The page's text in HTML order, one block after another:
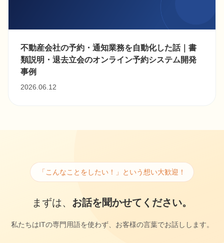
不動産会社の予約・通知業務を自動化した話｜書
類説明・退去立会のオンライン予約システム開発
事例
2026.06.12
「こんなことをしたい！」という想い大歓迎！
まずは、 お話を聞かせてください。
私たちはITの専門用語を使わず、お客様の言葉でお話しします。